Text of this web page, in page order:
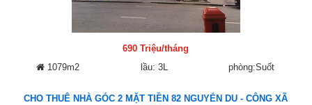
690 Triệu/tháng
1079m2
lầu: 3L phòng:Suốt
CHO THUÊ NHÀ GÓC 2 MẶT TIỀN 82 NGUYỄN DU - CÔNG XÃ